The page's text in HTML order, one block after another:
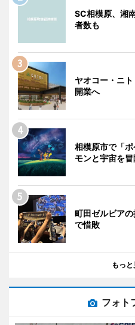
SC相模原、湘
者数も
ヤオコー・ニ
開業へ
相模原市で「
モンと宇宙を冒
町田ゼルビア
で惜敗
もっと
フォト